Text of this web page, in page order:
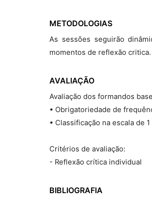
METODOLOGIAS
As sessões seguirão
momentos de reflexão critica.
AVALIAÇÃO
Avaliação dos formandos
• Obrigatoriedade de
• Classificação na escala de
Critérios de avaliação:
- Reflexão crítica individual
BIBLIOGRAFIA